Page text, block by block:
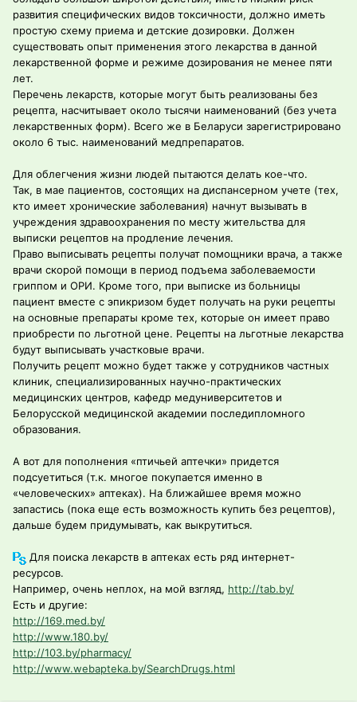
развития специфических видов токсичности, должно иметь
простую схему приема и детские дозировки. Должен
существовать опыт применения этого лекарства в данной
лекарственной форме и режиме дозирования не менее пяти
лет.
Перечень лекарств, которые могут быть реализованы без
рецепта, насчитывает около тысячи наименований (без учета
лекарственных форм). Всего же в Беларуси зарегистрировано
около 6 тыс. наименований медпрепаратов.
Для облегчения жизни людей пытаются делать кое-что.
Так, в мае пациентов, состоящих на диспансерном учете (тех,
кто имеет хронические заболевания) начнут вызывать в
учреждения здравоохранения по месту жительства для
выписки рецептов на продление лечения.
Право выписывать рецепты получат помощники врача, а также
врачи скорой помощи в период подъема заболеваемости
гриппом и ОРИ. Кроме того, при выписке из больницы
пациент вместе с эпикризом будет получать на руки рецепты
на основные препараты кроме тех, которые он имеет право
приобрести по льготной цене. Рецепты на льготные лекарства
будут выписывать участковые врачи.
Получить рецепт можно будет также у сотрудников частных
клиник, специализированных научно-практических
медицинских центров, кафедр медуниверситетов и
Белорусской медицинской академии последипломного
образования.
А вот для пополнения «птичьей аптечки» придется
подсуетиться (т.к. многое покупается именно в
«человеческих» аптеках). На ближайшее время можно
запастись (пока еще есть возможность купить без рецептов),
дальше будем придумывать, как выкрутиться.
Для поиска лекарств в аптеках есть ряд интернет-
ресурсов.
Например, очень неплох, на мой взгляд, http://tab.by/
Есть и другие:
http://169.med.by/
http://www.180.by/
http://103.by/pharmacy/
http://www.webapteka.by/SearchDrugs.html